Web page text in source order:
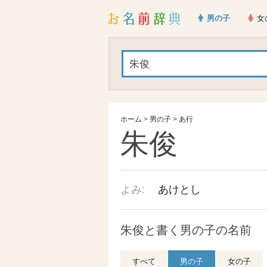
男の子 女
ホーム > 男の子 > あ行
朱俊
よみ: あけとし
朱俊と書く男の子の名前
すべて 男の子 女の子